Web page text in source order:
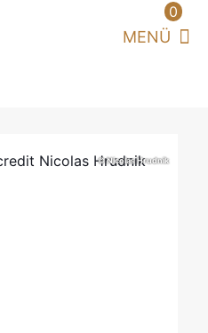
0
© Nicolas Hrudnik